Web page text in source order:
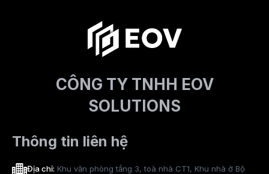
CÔNG TY TNHH EOV
SOLUTIONS
Thông tin liên hệ
Địa chỉ: Khu văn phòng tầng 3, toà nhà CT1, Khu nhà ở Bộ